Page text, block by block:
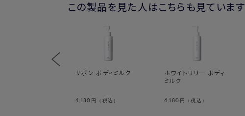
この製品を見た人はこちらも見ています
サボン ボディミルク
4,180 円（税込）
ホワイトリリー ボディ
ミルク
4,180 円（税込）